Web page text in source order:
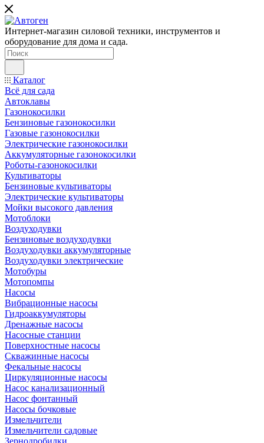
Интернет-магазин силовой техники, инструментов и
оборудование для дома и сада.
Каталог
Всё для сада
Автоклавы
Газонокосилки
Бензиновые газонокосилки
Газовые газонокосилки
Электрические газонокосилки
Аккумуляторные газонокосилки
Роботы-газонокосилки
Культиваторы
Бензиновые культиваторы
Электрические культиваторы
Мойки высокого давления
Мотоблоки
Воздуходувки
Бензиновые воздуходувки
Воздуходувки аккумуляторные
Воздуходувки электрические
Мотобуры
Мотопомпы
Насосы
Вибрационные насосы
Гидроаккумуляторы
Дренажные насосы
Насосные станции
Поверхностные насосы
Скважинные насосы
Фекальные насосы
Циркуляционные насосы
Насос канализационный
Насос фонтанный
Насосы бочковые
Измельчители
Измельчители садовые
Зернодробилки